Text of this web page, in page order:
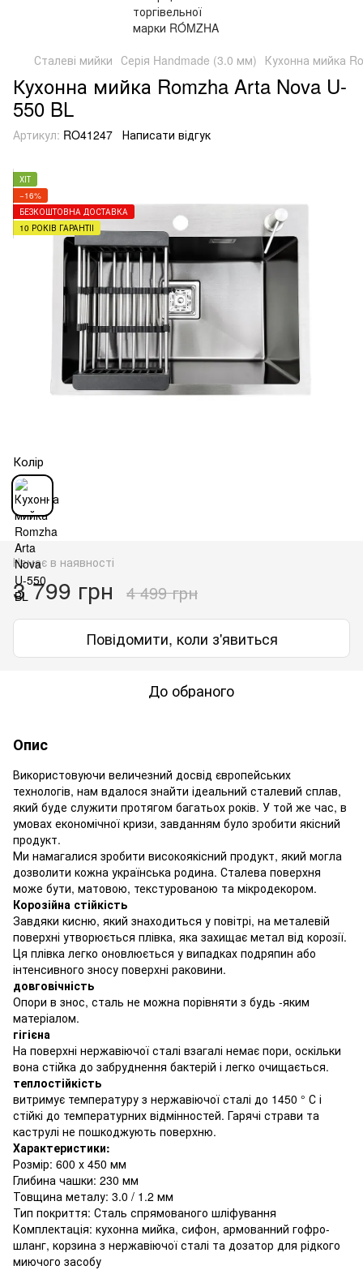
Сталеві мийки Серія Handmade (3.0 мм) Кухонна мийка
Кухонна мийка Romzha Arta Nova U-
550 BL
Артикул: RO41247 Написати відгук
ХІТ
−16%
БЕЗКОШТОВНА ДОСТАВКА
10 РОКІВ ГАРАНТІЇ
Колір
Немає в наявності
3 799 грн 4 499 грн
Повідомити, коли з'явиться
До обраного
Опис
Використовуючи величезний досвід європейських
технологів, нам вдалося знайти ідеальний сталевий сплав,
який буде служити протягом багатьох років. У той же час, в
умовах економічної кризи, завданням було зробити якісний
продукт.
Ми намагалися зробити високоякісний продукт, який могла
дозволити кожна українська родина. Сталева поверхня
може бути, матовою, текстурованою та мікродекором.
Корозійна стійкість
Завдяки кисню, який знаходиться у повітрі, на металевій
поверхні утворюється плівка, яка захищає метал від корозії.
Ця плівка легко оновлюється у випадках подряпин або
інтенсивного зносу поверхні раковини.
довговічність
Опори в знос, сталь не можна порівняти з будь -яким
матеріалом.
гігієна
На поверхні нержавіючої сталі взагалі немає пори, оскільки
вона стійка до забруднення бактерій і легко очищається.
теплостійкість
витримує температуру з нержавіючої сталі до 1450 ° С і
стійкі до температурних відмінностей. Гарячі страви та
каструлі не пошкоджують поверхню.
Характеристики:
Розмір: 600 х 450 мм
Глибина чашки: 230 мм
Товщина металу: 3.0 / 1.2 мм
Тип покриття: Сталь спрямованого шліфування
Комплектація: кухонна мийка, сифон, армованний гофро-
шланг, корзина з нержавіючої сталі та дозатор для рідкого
миючого засобу